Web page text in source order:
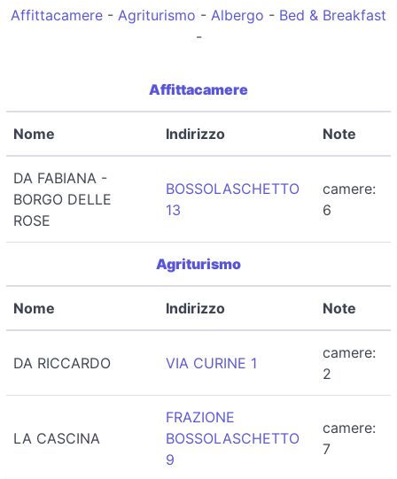
Affittacamere - Agriturismo - Albergo - Bed & Breakfast
-
Affittacamere
Nome Indirizzo Note
DA FABIANA -
BORGO DELLE
ROSE
BOSSOLASCHETTO
13
camere:
6
Agriturismo
Nome Indirizzo Note
DA RICCARDO VIA CURINE 1
camere:
2
LA CASCINA
FRAZIONE
BOSSOLASCHETTO
9
camere:
7